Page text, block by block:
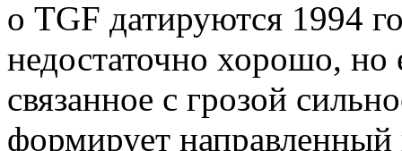
о TGF датируются 1994
недостаточно хорошо,
связанное с грозой
формирует направленный